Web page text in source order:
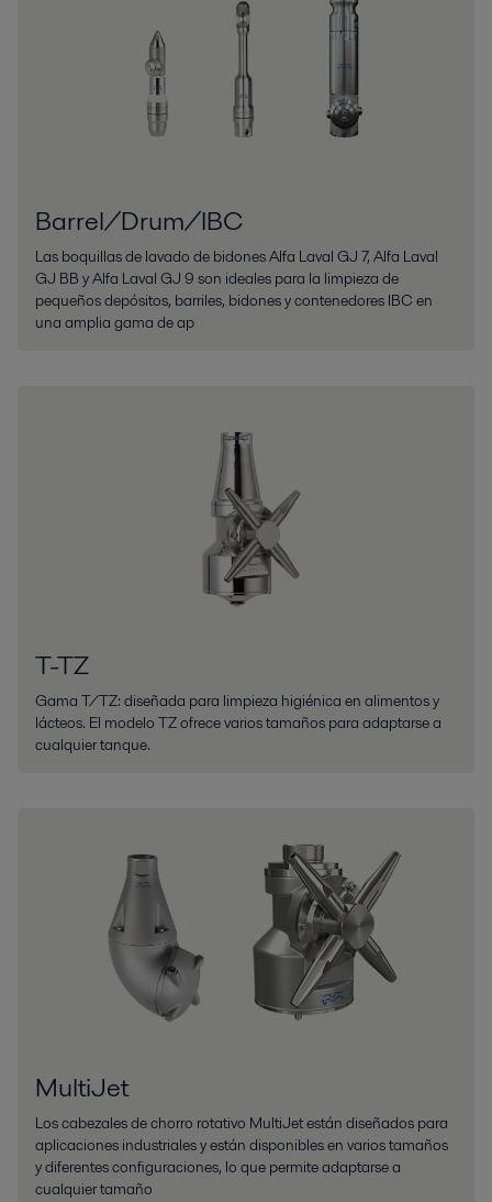
Barrel/Drum/IBC
Las boquillas de lavado de bidones Alfa Laval GJ 7, Alfa Laval
GJ BB y Alfa Laval GJ 9 son ideales para la limpieza de
pequeños depósitos, barriles, bidones y contenedores IBC en
una amplia gama de ap
T-TZ
Gama T/TZ: diseñada para limpieza higiénica en alimentos y
lácteos. El modelo TZ ofrece varios tamaños para adaptarse a
cualquier tanque.
MultiJet
Los cabezales de chorro rotativo MultiJet están diseñados para
aplicaciones industriales y están disponibles en varios tamaños
y diferentes configuraciones, lo que permite adaptarse a
cualquier tamaño